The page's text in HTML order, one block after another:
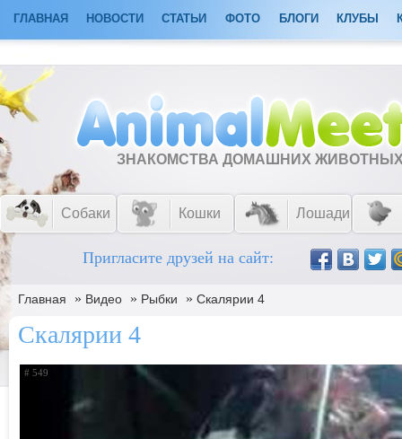
ГЛАВНАЯ НОВОСТИ СТАТЬИ ФОТО БЛОГИ КЛУБЫ
ЗНАКОМСТВА ДОМАШНИХ
Собаки Кошки Лошади
Пригласите друзей на сайт:
Главная » Видео » Рыбки » Скалярии 4
Скалярии 4
# 549